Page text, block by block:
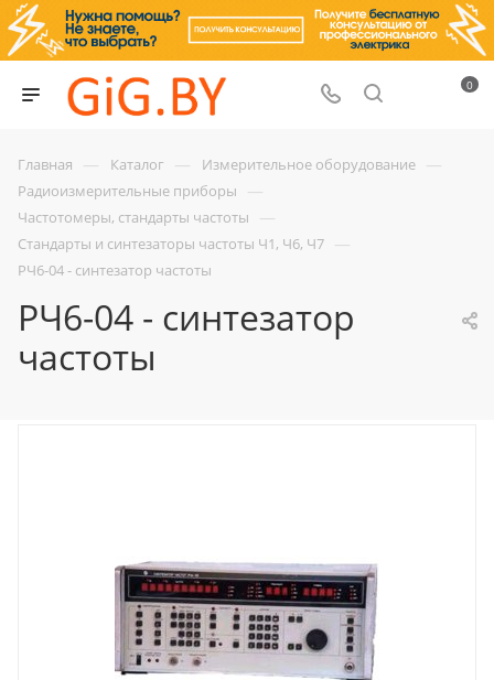
0
Главная — Каталог — Измерительное оборудование —
Радиоизмерительные приборы —
Частотомеры, стандарты частоты —
Стандарты и синтезаторы частоты Ч1, Ч6, Ч7 —
РЧ6-04 - синтезатор частоты
РЧ6-04 - синтезатор
частоты